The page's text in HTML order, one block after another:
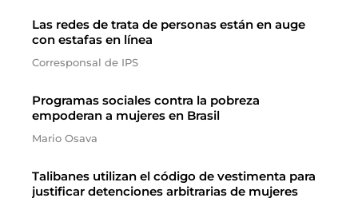
Las redes de trata de personas están en auge
con estafas en línea
Corresponsal de IPS
Programas sociales contra la pobreza
empoderan a mujeres en Brasil
Mario Osava
Talibanes utilizan el código de vestimenta para
justificar detenciones arbitrarias de mujeres